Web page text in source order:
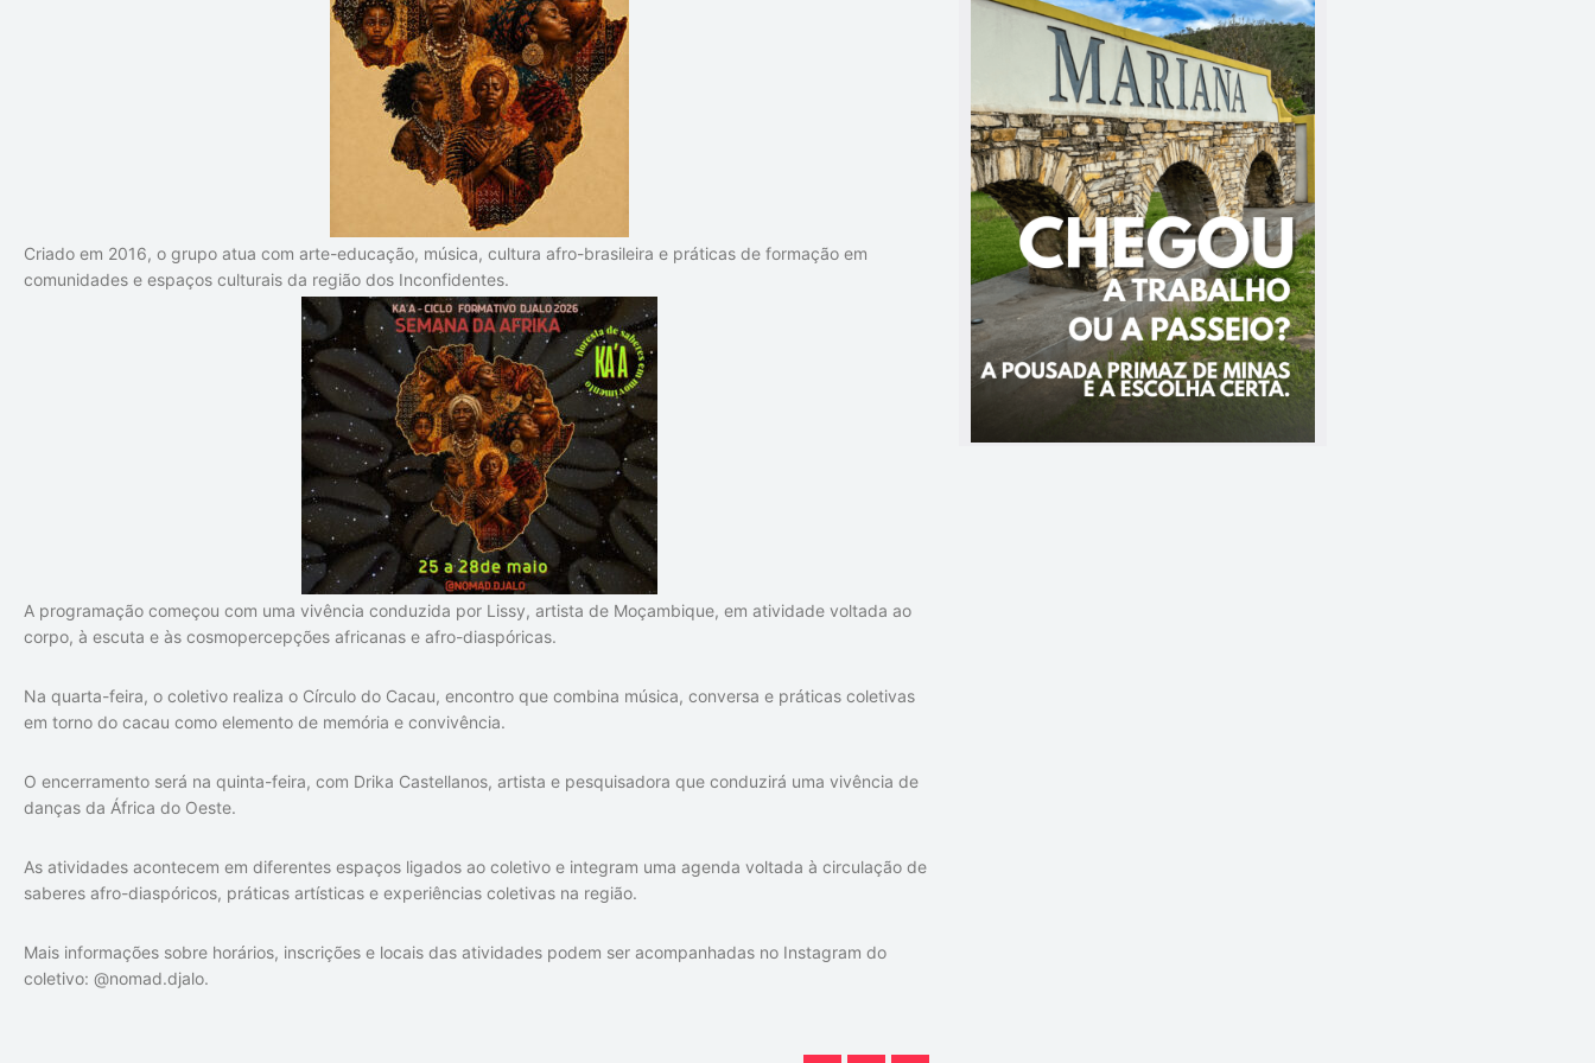
Criado em 2016, o grupo atua com arte-educação, música, cultura afro-brasileira e práticas de formação em
comunidades e espaços culturais da região dos Inconfidentes.
A programação começou com uma vivência conduzida por Lissy, artista de Moçambique, em atividade voltada ao
corpo, à escuta e às cosmopercepções africanas e afro-diaspóricas.
Na quarta-feira, o coletivo realiza o Círculo do Cacau, encontro que combina música, conversa e práticas coletivas
em torno do cacau como elemento de memória e convivência.
O encerramento será na quinta-feira, com Drika Castellanos, artista e pesquisadora que conduzirá uma vivência de
danças da África do Oeste.
As atividades acontecem em diferentes espaços ligados ao coletivo e integram uma agenda voltada à circulação de
saberes afro-diaspóricos, práticas artísticas e experiências coletivas na região.
Mais informações sobre horários, inscrições e locais das atividades podem ser acompanhadas no Instagram do
coletivo: @nomad.djalo.